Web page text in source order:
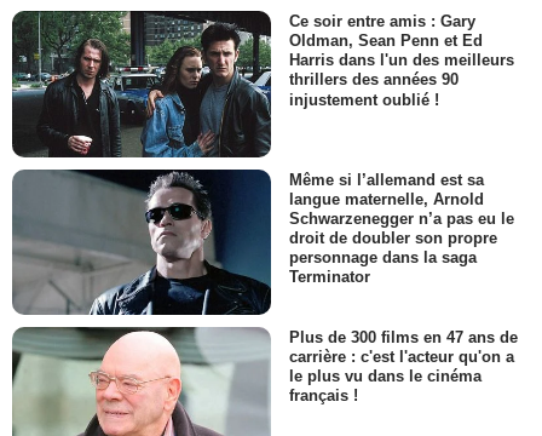
Ce soir entre amis : Gary
Oldman, Sean Penn et Ed
Harris dans l'un des meilleurs
thrillers des années 90
injustement oublié !
Même si l’allemand est sa
langue maternelle, Arnold
Schwarzenegger n’a pas eu le
droit de doubler son propre
personnage dans la saga
Terminator
Plus de 300 films en 47 ans de
carrière : c'est l'acteur qu'on a
le plus vu dans le cinéma
français !